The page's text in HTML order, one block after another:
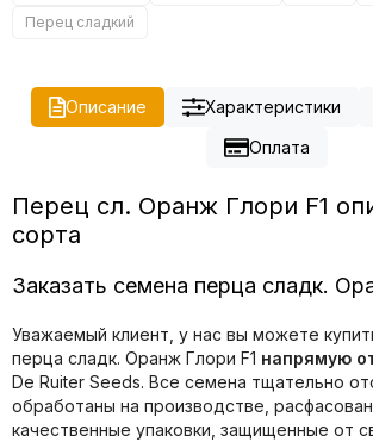
Перец сладкий
Описание Характеристики
Оплата
Перец сл. Оранж Глори F1
сорта
Заказать семена перца сладк.
Уважаемый клиент, у нас вы можете
перца сладк. Оранж Глори F1 напрямую
De Ruiter Seeds. Все семена тщательно
обработаны на производстве,
качественные упаковки, защищенные от